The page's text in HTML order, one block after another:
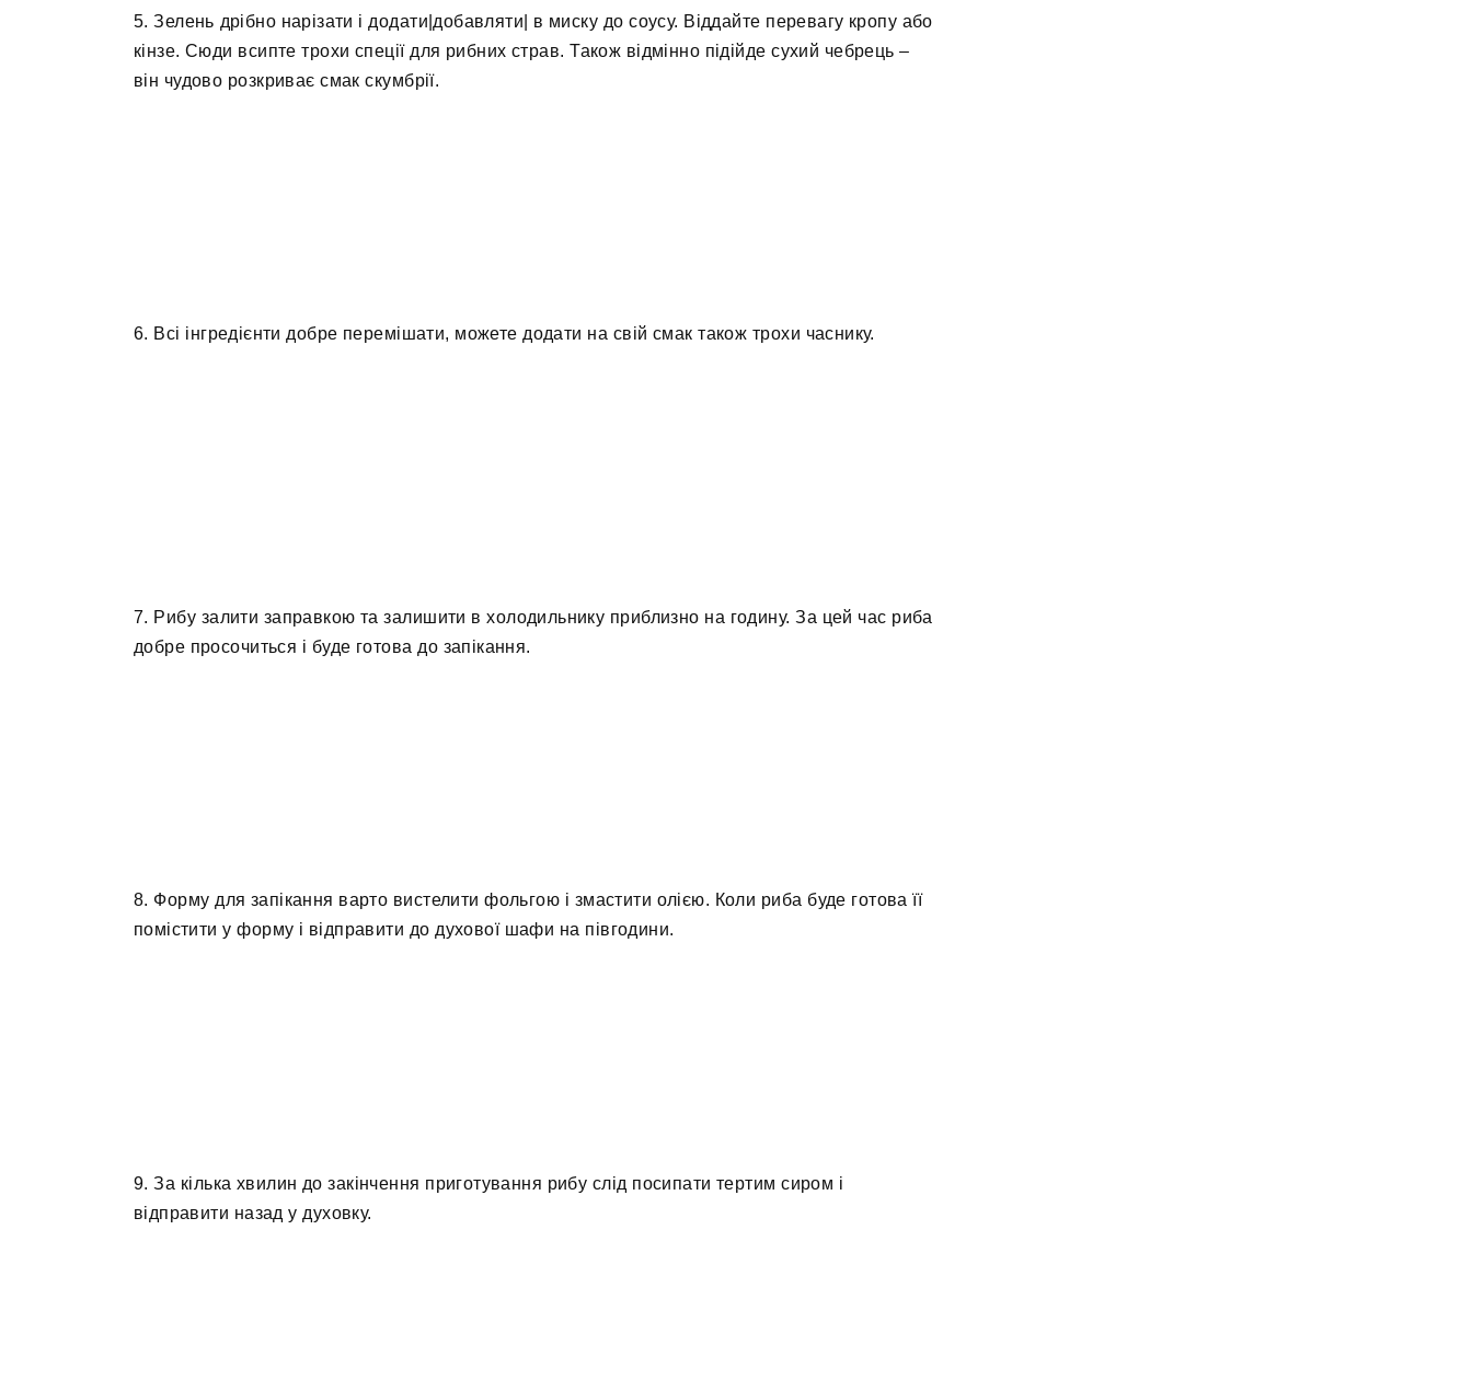
5. Зелень дрібно нарізати і додати|добавляти| в миску до соусу. Віддайте перевагу кропу або
кінзе. Сюди всипте трохи спеції для рибних страв. Також відмінно підійде сухий чебрець –
він чудово розкриває смак скумбрії.
6. Всі інгредієнти добре перемішати, можете додати на свій смак також трохи часнику.
7. Рибу залити заправкою та залишити в холодильнику приблизно на годину. За цей час риба
добре просочиться і буде готова до запікання.
8. Форму для запікання варто вистелити фольгою і змастити олією. Коли риба буде готова її
помістити у форму і відправити до духової шафи на півгодини.
9. За кілька хвилин до закінчення приготування рибу слід посипати тертим сиром і
відправити назад у духовку.